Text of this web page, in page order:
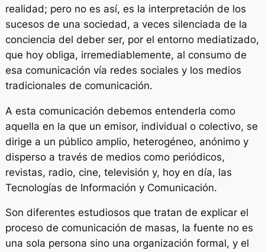
realidad; pero no es así, es la interpretación de los
sucesos de una sociedad, a veces silenciada de la
conciencia del deber ser, por el entorno mediatizado,
que hoy obliga, irremediablemente, al consumo de
esa comunicación vía redes sociales y los medios
tradicionales de comunicación.
A esta comunicación debemos entenderla como
aquella en la que un emisor, individual o colectivo, se
dirige a un público amplio, heterogéneo, anónimo y
disperso a través de medios como periódicos,
revistas, radio, cine, televisión y, hoy en día, las
Tecnologías de Información y Comunicación.
Son diferentes estudiosos que tratan de explicar el
proceso de comunicación de masas, la fuente no es
una sola persona sino una organización formal, y el